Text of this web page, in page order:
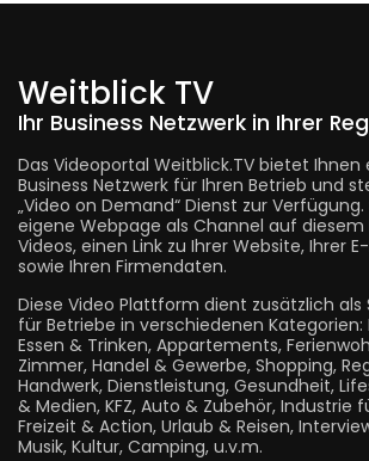
Weitblick TV
Ihr Business Netzwerk in Ihrer
Das Videoportal Weitblick.TV bietet Ihnen
Business Netzwerk für Ihren Betrieb und
„Video on Demand“ Dienst zur
eigene Webpage als Channel auf diesem
Videos, einen Link zu Ihrer Website, Ihrer
sowie Ihren Firmendaten.
Diese Video Plattform dient zusätzlich
für Betriebe in verschiedenen Kategorien:
Essen & Trinken, Appartements,
Zimmer, Handel & Gewerbe, Shopping,
Handwerk, Dienstleistung, Gesundheit,
& Medien, KFZ, Auto & Zubehör, Industrie
Freizeit & Action, Urlaub & Reisen,
Musik, Kultur, Camping, u.v.m.